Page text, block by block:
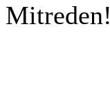
Mitreden!